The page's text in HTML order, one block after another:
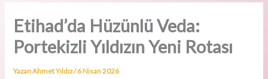
Etihad’da Hüzünlü Veda:
Portekizli Yıldızın Yeni Rotası
YazanAhmet Yıldız/6 Nisan 2026